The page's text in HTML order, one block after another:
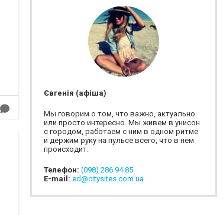
Євгенія (афіша)
Мы говорим о том, что важно, актуально
или просто интересно. Мы живем в унисон
с городом, работаем с ним в одном ритме
и держим руку на пульсе всего, что в нем
происходит.
Телефон: (098) 286 94 85
E-mail: ed@citysites.com.ua